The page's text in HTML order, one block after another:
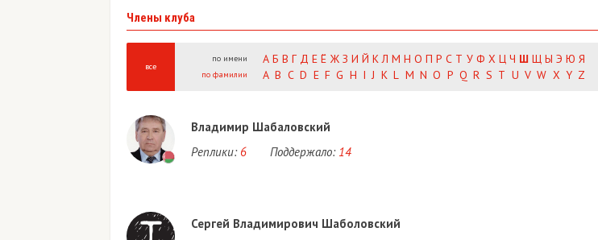
Члены клуба
все
по имени
по фамилии
А Б В Г Д Е Ё Ж З И Й К Л М Н О П Р С Т У Ф Х Ц Ч Ш Щ Ы Э Ю Я
A B C D E F G H I J K L M N O P Q R S T U V W X Y Z
Владимир Шабаловский
Реплики: 6 Поддержало: 14
Сергей Владимирович Шаболовский